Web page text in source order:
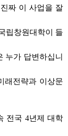
짜 이 사업을 잘
립창원대학이 들
누가 답변하십니
래전략과 이상문
전국 4년제 대학